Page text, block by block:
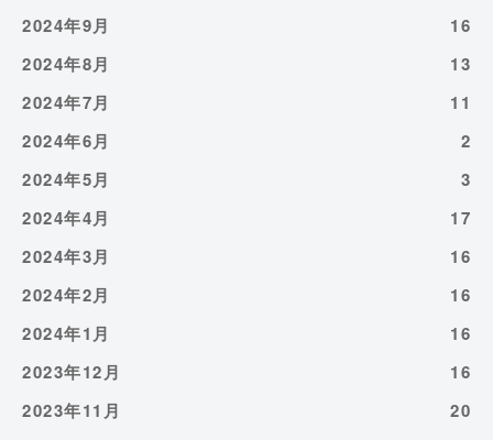
2024年9月
16
2024年8月
13
2024年7月
11
2024年6月
2
2024年5月
3
2024年4月
17
2024年3月
16
2024年2月
16
2024年1月
16
2023年12月
16
2023年11月
20